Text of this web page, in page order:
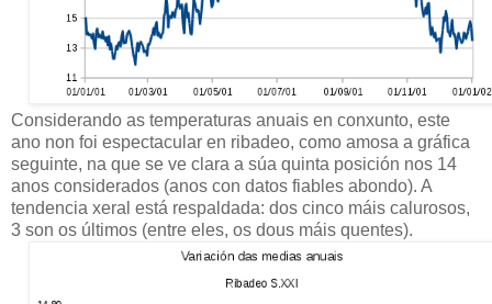
Considerando as temperaturas anuais en conxunto, este
ano non foi espectacular en ribadeo, como amosa a gráfica
seguinte, na que se ve clara a súa quinta posición nos 14
anos considerados (anos con datos fiables abondo). A
tendencia xeral está respaldada: dos cinco máis calurosos,
3 son os últimos (entre eles, os dous máis quentes).